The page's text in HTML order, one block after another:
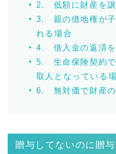
2. 低額に財産を譲
3. 親の借地権が子
れる場合
4. 借入金の返済を
5. 生命保険契約で
取人となっている
6. 無対価で財産の
贈与してないのに贈